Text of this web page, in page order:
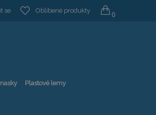
se Oblíbené produkty 0
Plastové lemy